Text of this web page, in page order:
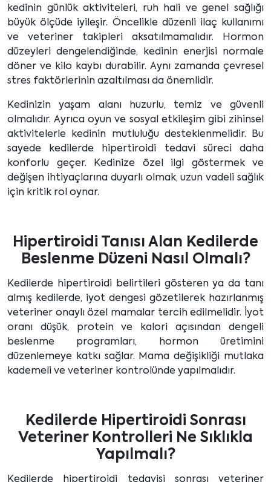
kedinin günlük aktiviteleri, ruh hali ve genel sağlığı
büyük ölçüde iyileşir. Öncelikle düzenli ilaç kullanımı
ve veteriner takipleri aksatılmamalıdır. Hormon
düzeyleri dengelendiğinde, kedinin enerjisi normale
döner ve kilo kaybı durabilir. Aynı zamanda çevresel
stres faktörlerinin azaltılması da önemlidir.
Kedinizin yaşam alanı huzurlu, temiz ve güvenli
olmalıdır. Ayrıca oyun ve sosyal etkileşim gibi zihinsel
aktivitelerle kedinin mutluluğu desteklenmelidir. Bu
sayede kedilerde hipertiroidi tedavi süreci daha
konforlu geçer. Kedinize özel ilgi göstermek ve
değişen ihtiyaçlarına duyarlı olmak, uzun vadeli sağlık
için kritik rol oynar.
Hipertiroidi Tanısı Alan Kedilerde
Beslenme Düzeni Nasıl Olmalı?
Kedilerde hipertiroidi belirtileri gösteren ya da tanı
almış kedilerde, iyot dengesi gözetilerek hazırlanmış
veteriner onaylı özel mamalar tercih edilmelidir. İyot
oranı düşük, protein ve kalori açısından dengeli
beslenme programları, hormon üretimini
düzenlemeye katkı sağlar. Mama değişikliği mutlaka
kademeli ve veteriner kontrolünde yapılmalıdır.
Kedilerde Hipertiroidi Sonrası
Veteriner Kontrolleri Ne Sıklıkla
Yapılmalı?
Kedilerde hipertiroidi tedavisi sonrası veteriner